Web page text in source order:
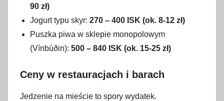
90 zł)
Jogurt typu skyr: 270 – 400 ISK (ok. 8-12 zł)
Puszka piwa w sklepie monopolowym
(Vínbúðin): 500 – 840 ISK (ok. 15-25 zł)
Ceny w restauracjach i barach
Jedzenie na mieście to spory wydatek.